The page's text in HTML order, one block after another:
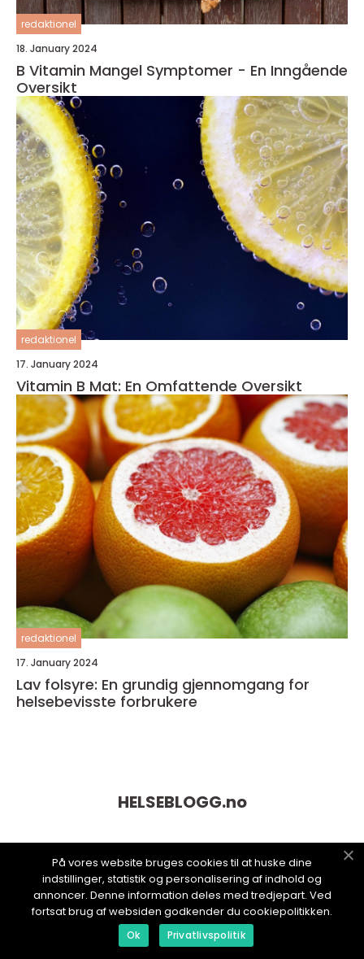
redaktionel
18. January 2024
B Vitamin Mangel Symptomer - En Inngående
Oversikt
redaktionel
17. January 2024
Vitamin B Mat: En Omfattende Oversikt
redaktionel
17. January 2024
Lav folsyre: En grundig gjennomgang for
helsebevisste forbrukere
HELSEBLOGG.no
På vores website bruges cookies til at huske dine
indstillinger, statistik og personalisering af indhold og
annoncer. Denne information deles med tredjepart. Ved
fortsat brug af websiden godkender du cookiepolitikken.
Ok Privatlivspolitik